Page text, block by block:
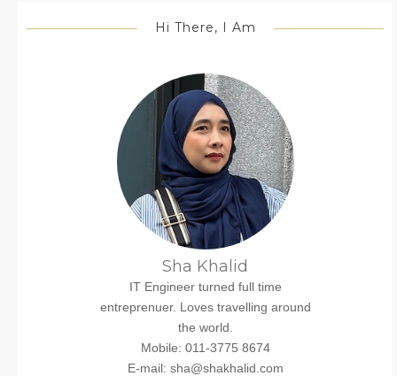
Hi There, I Am
Sha Khalid
IT Engineer turned full time
entreprenuer. Loves travelling around
the world.
Mobile: 011-3775 8674
E-mail: sha@shakhalid.com